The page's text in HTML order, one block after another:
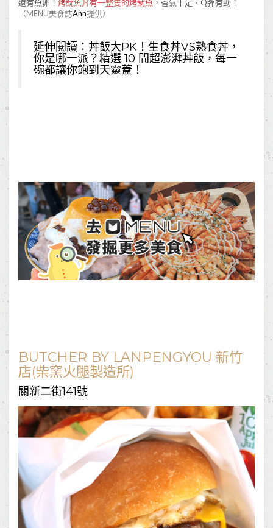
還有魚卵！ 烤魷魚丼有一整隻的烤魷魚 ，香氣十足、Q彈有勁！
（MENU美食誌Ann提供）
延伸閱讀： 丼飯大PK！生食丼VS熟食丼，
你是哪一派？精選 10 間超澎湃丼飯，每一
碗都讓你飽到天靈蓋！
BUTCHER BY LANPENGYOU 新竹
店(柴窯火腿製造所)
關新二街141號